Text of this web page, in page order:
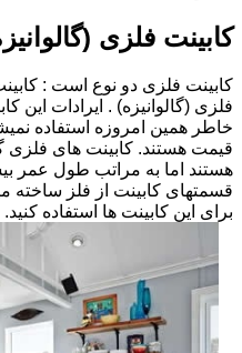
کابینت فلزی
کابینت فلزی دو نوع است :
فلزی (گالوانیزه) . ایرادات این
خاطر همین امروزه استفاده
قیمت هستند. کابینت های فلزی
هستند اما به مراتب طول عمر
قسمتهای کابینت از فلز ساخته
برای این کابینت ها استفاده کنید.